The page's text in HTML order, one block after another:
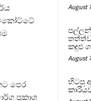
පෙර
ප්‍රකාශ
August
කඳුළු
August
හිටපු